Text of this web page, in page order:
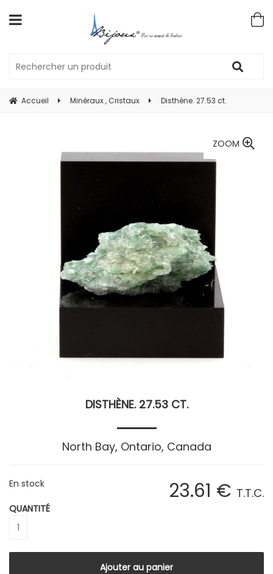
Accueil Minéraux , Cristaux Disthène. 27.53 ct.
ZOOM
DISTHÈNE. 27.53 CT.
North Bay, Ontario, Canada
23.61 € T.T.C.
En stock
QUANTITÉ